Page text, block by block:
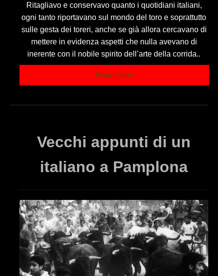
Ritagliavo e conservavo quanto i quotidiani italiani,
ogni tanto riportavano sul mondo del toro e soprattutto
sulle gesta dei toreri, anche se già allora cercavano di
mettere in evidenza aspetti che nulla avevano di
inerente con il nobile spirito dell’arte della corrida..
Read More
Vecchi appunti di un
italiano a Pamplona